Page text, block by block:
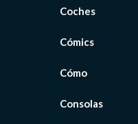
Coches
Cómics
Cómo
Consolas